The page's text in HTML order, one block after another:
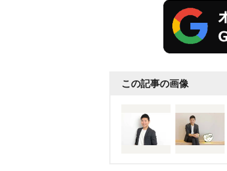
この記事の画像